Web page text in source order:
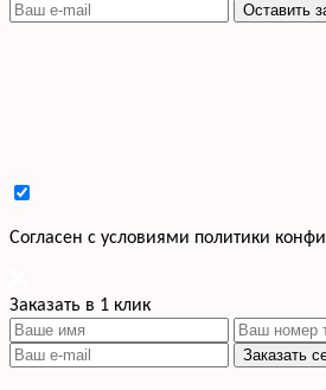
Оставить
Cогласен с условиями политики
Заказать в 1 клик
Заказать